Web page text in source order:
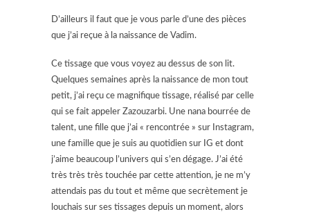
D’ailleurs il faut que je vous parle d’une des pièces
que j’ai reçue à la naissance de Vadim.
Ce tissage que vous voyez au dessus de son lit.
Quelques semaines après la naissance de mon tout
petit, j’ai reçu ce magnifique tissage, réalisé par celle
qui se fait appeler Zazouzarbi. Une nana bourrée de
talent, une fille que j’ai « rencontrée » sur Instagram,
une famille que je suis au quotidien sur IG et dont
j’aime beaucoup l’univers qui s’en dégage. J’ai été
très très très touchée par cette attention, je ne m’y
attendais pas du tout et même que secrètement je
louchais sur ses tissages depuis un moment, alors